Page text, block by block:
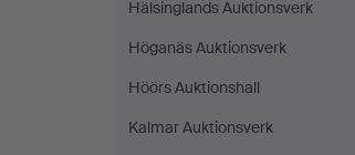
Hälsinglands Auktionsverk
Höganäs Auktionsverk
Höörs Auktionshall
Kalmar Auktionsverk